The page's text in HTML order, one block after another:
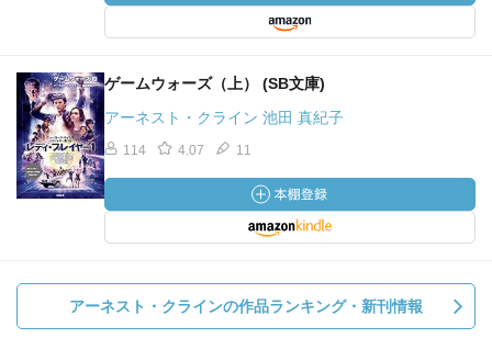
ゲームウォーズ（上） (SB文庫)
アーネスト・クライン 池田 真紀子
114 4.07 11
アーネスト・クラインの作品ランキング・新刊情報